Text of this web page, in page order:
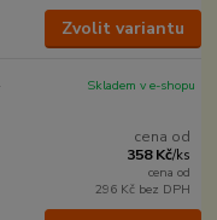
Zvolit variantu
cena od
358 Kč/ks
cena od
296 Kč bez DPH
Skladem v e-shopu